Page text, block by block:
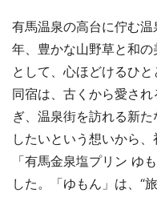
有馬温泉の高台に佇む
年、豊かな山野草と和
として、心ほどけるひ
同宿は、古くから愛さ
ぎ、温泉街を訪れる新
したいという想いから
「有馬金泉塩プリン ゆ
した。「ゆもん」は、“